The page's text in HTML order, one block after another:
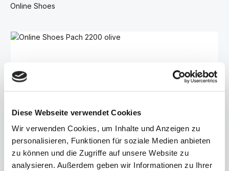
Diese Webseite verwendet Cookies
Wir verwenden Cookies, um Inhalte und Anzeigen zu
personalisieren, Funktionen für soziale Medien anbieten
zu können und die Zugriffe auf unsere Website zu
analysieren. Außerdem geben wir Informationen zu Ihrer
Online Shoes
Bildergalerie überspringen
Regulärer Preis:
69,99 €